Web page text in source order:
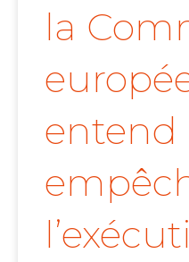
la
entend